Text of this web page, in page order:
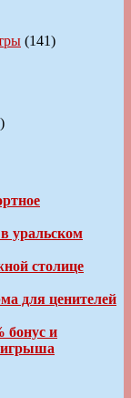
(141)
уральском
столице
для ценителей
бонус и